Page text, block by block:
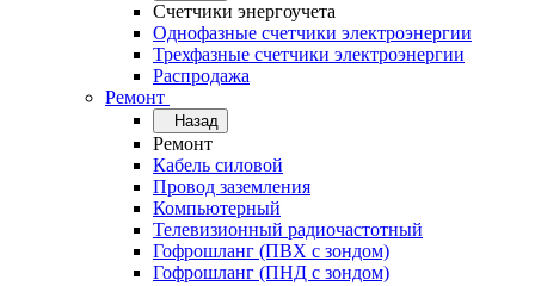
Счетчики энергоучета
Однофазные счетчики электроэнергии
Трехфазные счетчики электроэнергии
Распродажа
Ремонт
Назад
Ремонт
Кабель силовой
Провод заземления
Компьютерный
Телевизионный радиочастотный
Гофрошланг (ПВХ с зондом)
Гофрошланг (ПНД с зондом)